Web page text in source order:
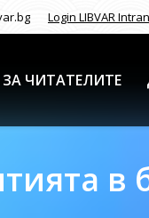
Login LIBVAR
ЗА ЧИТАТЕЛИТЕ
в